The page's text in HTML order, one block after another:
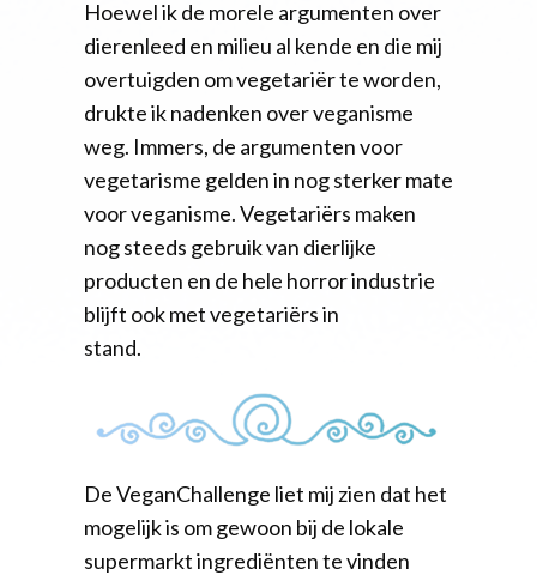
Hoewel ik de morele argumenten over
dierenleed en milieu al kende en die mij
overtuigden om vegetariër te worden,
drukte ik nadenken over veganisme
weg. Immers, de argumenten voor
vegetarisme gelden in nog sterker mate
voor veganisme. Vegetariërs maken
nog steeds gebruik van dierlijke
producten en de hele horror industrie
blijft ook met vegetariërs in
stand.
De VeganChallenge liet mij zien dat het
mogelijk is om gewoon bij de lokale
supermarkt ingrediënten te vinden